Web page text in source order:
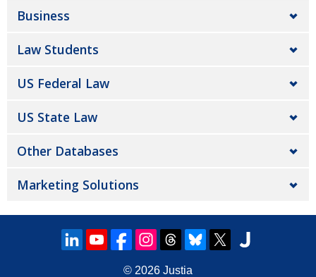
Business
Law Students
US Federal Law
US State Law
Other Databases
Marketing Solutions
© 2026 Justia